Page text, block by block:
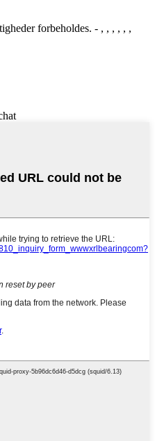
forbeholdes. - , , , , , ,